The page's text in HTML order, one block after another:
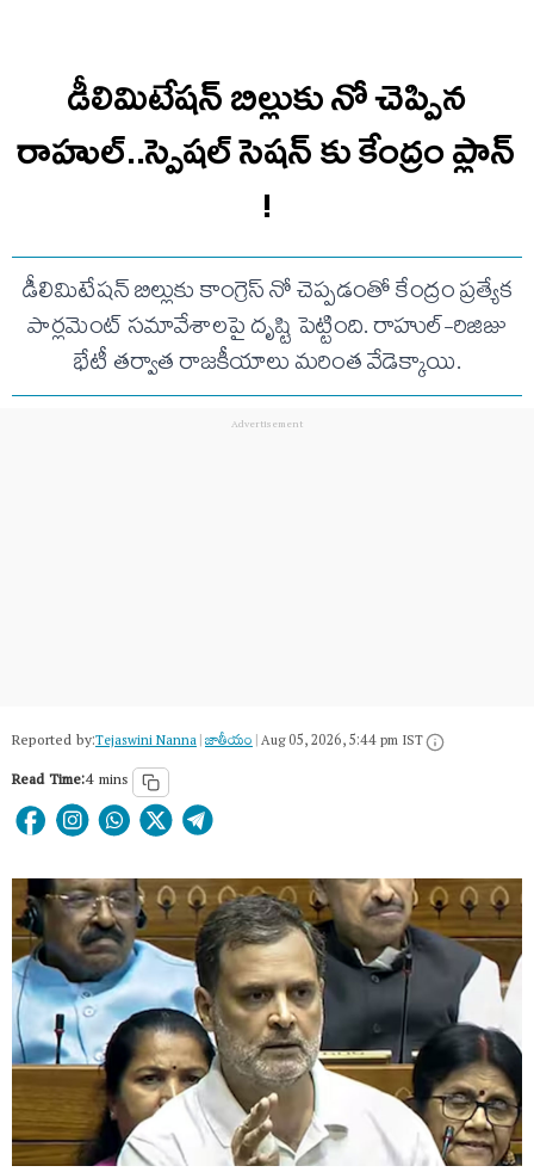
డీలిమిటేషన్ బిల్లుకు నో చెప్పిన
రాహుల్..స్పెషల్ సెషన్ కు కేంద్రం ప్లాన్
!
డీలిమిటేషన్ బిల్లుకు కాంగ్రెస్ నో చెప్పడంతో కేంద్రం ప్రత్యేక
పార్లమెంట్ సమావేశాలపై దృష్టి పెట్టింది. రాహుల్-రిజిజు
భేటీ తర్వాత రాజకీయాలు మరింత వేడెక్కాయి.
Reported by:Tejaswini Nanna|జాతీయం|Aug 05, 2026, 5:44 pm IST
Read Time:4 mins